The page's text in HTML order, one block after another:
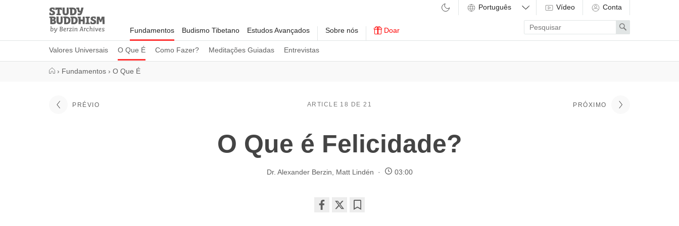
Study
Buddhism
Home
Fundamentos
Valores Universais O Que É Como Fazer? Meditações Guiadas Entrevistas
Budismo Tibetano Estudos Avançados Sobre nós Doar
Vídeo Conta
Enter
search
term
Search
› Fundamentos › O Que É
PRÉVIO ARTICLE 18 DE 21 PRÓXIMO
O Que é Felicidade?
Dr. Alexander Berzin Matt Lindén 03:00